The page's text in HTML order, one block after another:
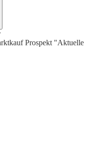
Prospekt "Aktuelle